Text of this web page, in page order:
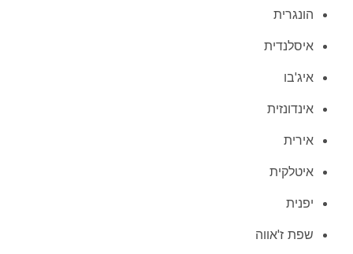
הונגרית
איסלנדית
איג'בו
אינדונזית
אירית
איטלקית
יפנית
שפת ז'אווה